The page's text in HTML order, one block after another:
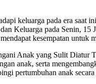
keluarga pada era
Keluarga pada Senin,
kesempatan
Anak yang Sulit
anak, serta
pertumbuhan anak